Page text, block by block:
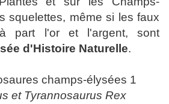
squelettes, même si les faux
part l'or et l'argent, sont
d'Histoire Naturelle.
et Tyrannosaurus Rex